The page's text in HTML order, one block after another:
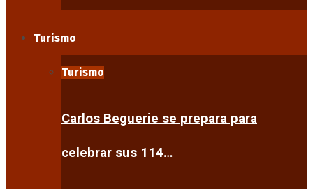
Turismo
Turismo
Carlos Beguerie se prepara para
celebrar sus 114…